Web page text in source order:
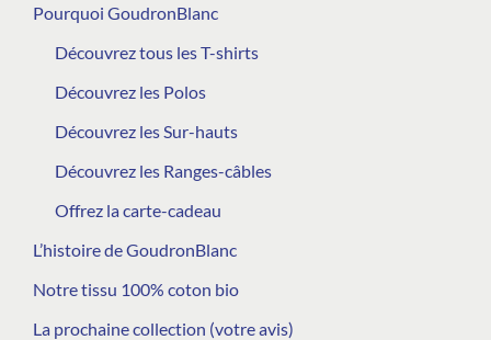
Pourquoi GoudronBlanc
Découvrez tous les T-shirts
Découvrez les Polos
Découvrez les Sur-hauts
Découvrez les Ranges-câbles
Offrez la carte-cadeau
L’histoire de GoudronBlanc
Notre tissu 100% coton bio
La prochaine collection (votre avis)